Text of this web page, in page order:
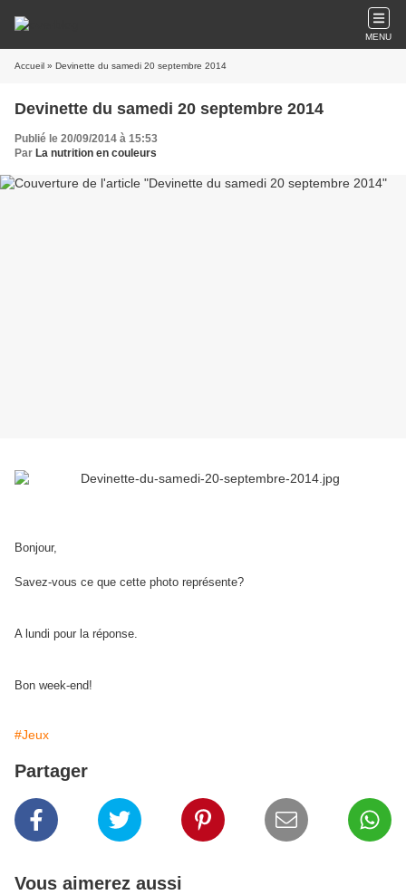
MENU
Accueil » Devinette du samedi 20 septembre 2014
Devinette du samedi 20 septembre 2014
Publié le 20/09/2014 à 15:53
Par La nutrition en couleurs
Bonjour,
Savez-vous ce que cette photo représente?
A lundi pour la réponse.
Bon week-end!
#Jeux
Partager
Vous aimerez aussi